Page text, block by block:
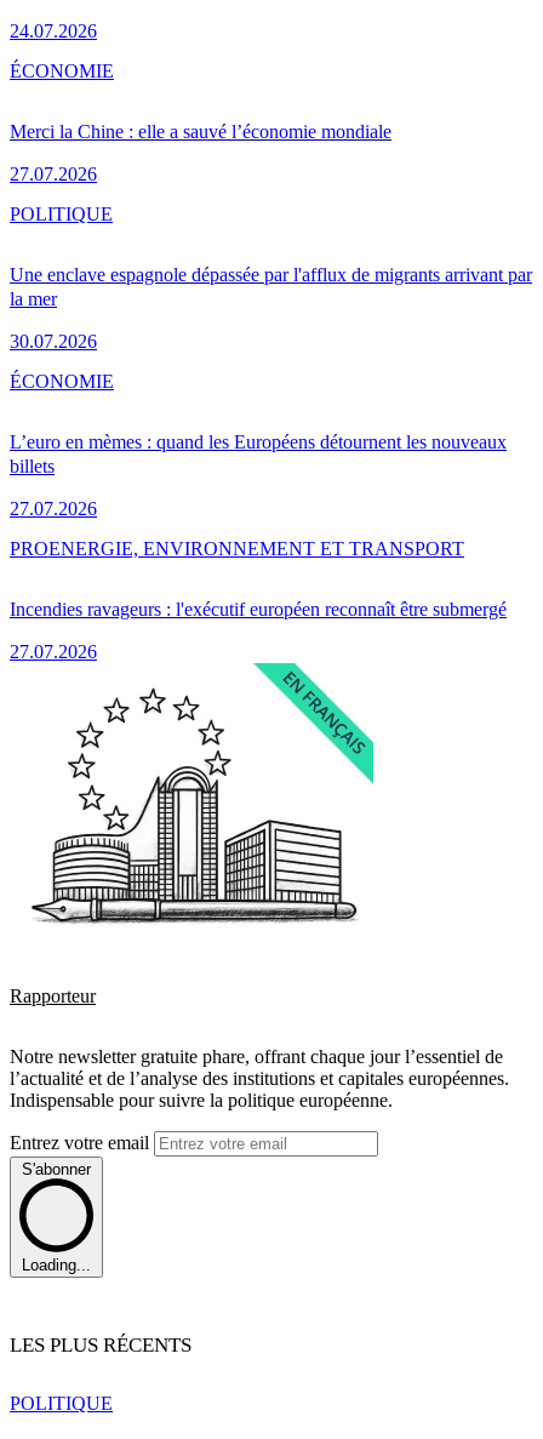
24.07.2026
Merci la Chine : elle a sauvé l’économie mondiale
27.07.2026
ÉCONOMIE
Une enclave espagnole dépassée par l'afflux de migrants arrivant par
la mer
30.07.2026
POLITIQUE
L’euro en mèmes : quand les Européens détournent les nouveaux
billets
27.07.2026
ÉCONOMIE
Incendies ravageurs : l'exécutif européen reconnaît être submergé
27.07.2026
PROENERGIE, ENVIRONNEMENT ET TRANSPORT
Rapporteur
Notre newsletter gratuite phare, offrant chaque jour l’essentiel de
l’actualité et de l’analyse des institutions et capitales européennes.
Indispensable pour suivre la politique européenne.
Entrez votre email
S'abonner
Loading...
LES PLUS RÉCENTS
POLITIQUE